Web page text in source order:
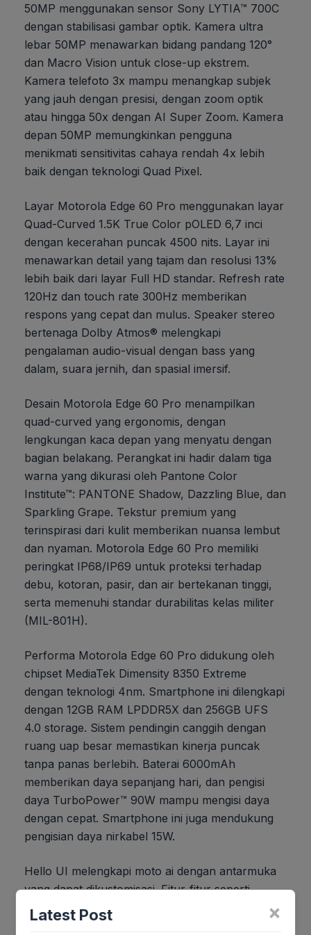
50MP menggunakan sensor Sony LYTIA™ 700C
dengan stabilisasi gambar optik. Kamera ultra
lebar 50MP menawarkan bidang pandang 120°
dan Macro Vision untuk close-up ekstrem.
Kamera telefoto 3x mampu menangkap subjek
yang jauh dengan presisi, dengan zoom optik
atau hingga 50x dengan AI Super Zoom. Kamera
depan 50MP memungkinkan pengguna
menikmati sensitivitas cahaya rendah 4x lebih
baik dengan teknologi Quad Pixel.
Layar Motorola Edge 60 Pro menggunakan layar
Quad-Curved 1.5K True Color pOLED 6,7 inci
dengan kecerahan puncak 4500 nits. Layar ini
menawarkan detail yang tajam dan resolusi 13%
lebih baik dari layar Full HD standar. Refresh rate
120Hz dan touch rate 300Hz memberikan
respons yang cepat dan mulus. Speaker stereo
bertenaga Dolby Atmos® melengkapi
pengalaman audio-visual dengan bass yang
dalam, suara jernih, dan spasial imersif.
Desain Motorola Edge 60 Pro menampilkan
quad-curved yang ergonomis, dengan
lengkungan kaca depan yang menyatu dengan
bagian belakang. Perangkat ini hadir dalam tiga
warna yang dikurasi oleh Pantone Color
Institute™: PANTONE Shadow, Dazzling Blue, dan
Sparkling Grape. Tekstur premium yang
terinspirasi dari kulit memberikan nuansa lembut
dan nyaman. Motorola Edge 60 Pro memiliki
peringkat IP68/IP69 untuk proteksi terhadap
debu, kotoran, pasir, dan air bertekanan tinggi,
serta memenuhi standar durabilitas kelas militer
(MIL-801H).
Performa Motorola Edge 60 Pro didukung oleh
chipset MediaTek Dimensity 8350 Extreme
dengan teknologi 4nm. Smartphone ini dilengkapi
dengan 12GB RAM LPDDR5X dan 256GB UFS
4.0 storage. Sistem pendingin canggih dengan
ruang uap besar memastikan kinerja puncak
tanpa panas berlebih. Baterai 6000mAh
memberikan daya sepanjang hari, dan pengisi
daya TurboPower™ 90W mampu mengisi daya
dengan cepat. Smartphone ini juga mendukung
pengisian daya nirkabel 15W.
Hello UI melengkapi moto ai dengan antarmuka
yang dapat dikustomisasi. Fitur-fitur seperti
Family Space dan Smart Connect memperluas
kemampuan smartphone. Moto Secure
×
Latest Post